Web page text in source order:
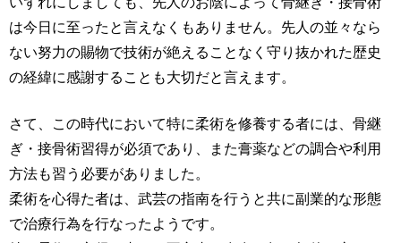
は今日に至ったと言えなくもありません。先人の並々なら
ない努力の賜物で技術が絶えることなく守り抜かれた歴史
の経緯に感謝することも大切だと言えます。
さて、この時代において特に柔術を修養する者には、骨継
ぎ・接骨術習得が必須であり、また膏薬などの調合や利用
方法も習う必要がありました。
柔術を心得た者は、武芸の指南を行うと共に副業的な形態
で治療行為を行なったようです。